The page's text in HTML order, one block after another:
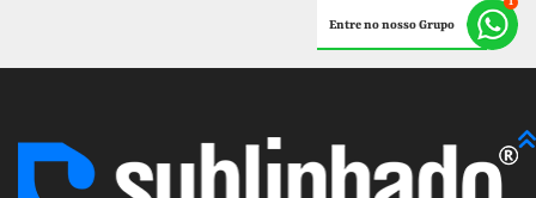
Entre no nosso Grupo